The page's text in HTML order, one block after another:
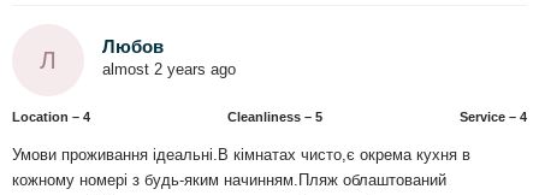
Л Любов
almost 2 years ago
Location – 4 Сleanliness – 5 Service – 4
Умови проживання ідеальні.В кімнатах чисто,є окрема кухня в
кожному номері з будь-яким начинням.Пляж облаштований